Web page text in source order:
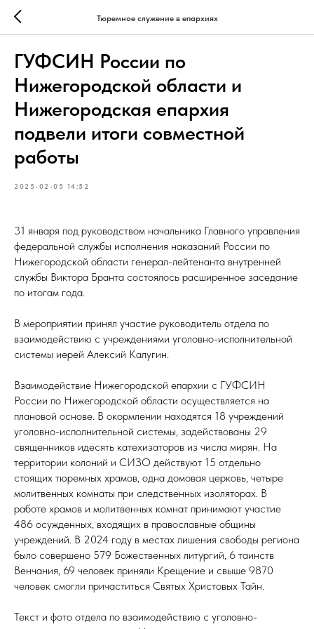
Тюремное служение в епархиях
ГУФСИН России по
Нижегородской области и
Нижегородская епархия
подвели итоги совместной
работы
2025-02-05 14:52
31 января под руководством начальника Главного управления
федеральной службы исполнения наказаний России по
Нижегородской области генерал-лейтенанта внутренней
службы Виктора Бранта состоялось расширенное заседание
по итогам года.
В мероприятии принял участие руководитель отдела по
взаимодействию с учреждениями уголовно-исполнительной
системы иерей Алексий Калугин.
Взаимодействие Нижегородской епархии с ГУФСИН
России по Нижегородской области осуществляется на
плановой основе. В окормлении находятся 18 учреждений
уголовно-исполнительной системы, задействованы 29
священников идесять катехизаторов из числа мирян. На
территории колоний и СИЗО действуют 15 отдельно
стоящих тюремных храмов, одна домовая церковь, четыре
молитвенных комнаты при следственных изоляторах. В
работе храмов и молитвенных комнат принимают участие
486 осужденных, входящих в православные общины
учреждений. В 2024 году в местах лишения свободы региона
было совершено 579 Божественных литургий, 6 таинств
Венчания, 69 человек приняли Крещение и свыше 9870
человек смогли причаститься Святых Христовых Тайн.
Текст и фото отдела по взаимодействию с уголовно-